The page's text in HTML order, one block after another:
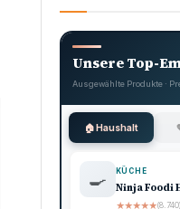
Unsere Top-
Ausgewählte Produkte ·
🏠 Haushalt
🍳 KÜCHE
Ninja Foodi
★★★★★(8.740)